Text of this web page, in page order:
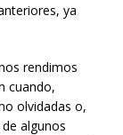
ya
rendimos
cuando,
olvidadas o,
algunos